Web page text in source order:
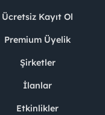
Ücretsiz Kayıt Ol
Premium Üyelik
Şirketler
İlanlar
Etkinlikler